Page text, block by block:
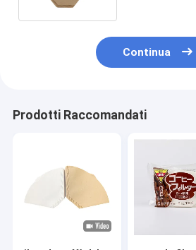
Continua
Prodotti Raccomandati